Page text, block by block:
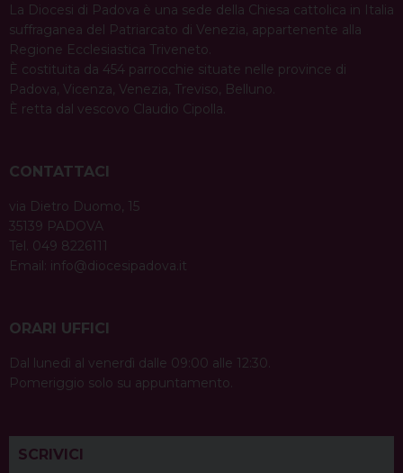
La Diocesi di Padova è una sede della Chiesa cattolica in Italia
suffraganea del Patriarcato di Venezia, appartenente alla
Regione Ecclesiastica Triveneto.
È costituita da 454 parrocchie situate nelle province di
Padova, Vicenza, Venezia, Treviso, Belluno.
È retta dal vescovo Claudio Cipolla.
CONTATTACI
via Dietro Duomo, 15
35139 PADOVA
Tel. 049 8226111
Email: info@diocesipadova.it
ORARI UFFICI
Dal lunedì al venerdì dalle 09:00 alle 12:30.
Pomeriggio solo su appuntamento.
SCRIVICI